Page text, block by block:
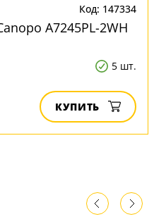
Код: 147334
A7245PL-2WH
5 шт.
КУПИТЬ